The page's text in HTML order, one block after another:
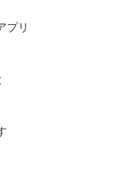
プリ